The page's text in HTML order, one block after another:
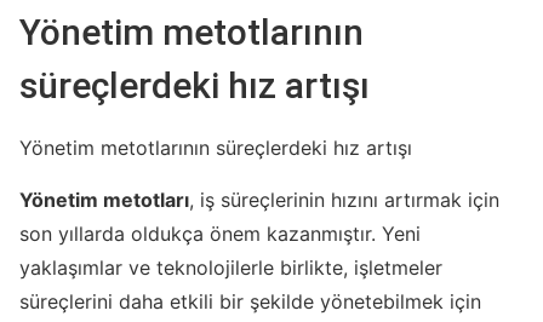
Yönetim metotlarının
süreçlerdeki hız artışı
Yönetim metotlarının süreçlerdeki hız artışı
Yönetim metotları, iş süreçlerinin hızını artırmak için
son yıllarda oldukça önem kazanmıştır. Yeni
yaklaşımlar ve teknolojilerle birlikte, işletmeler
süreçlerini daha etkili bir şekilde yönetebilmek için